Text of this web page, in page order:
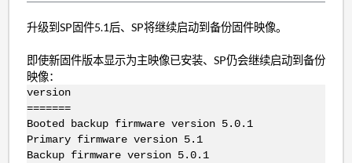
升级到SP固件5.1后、SP将继续启动到备份固件映像。
即使新固件版本显示为主映像已安装、SP仍会继续启动到备份
映像：
version
=======
Booted backup firmware version 5.0.1
Primary firmware version 5.1
Backup firmware version 5.0.1